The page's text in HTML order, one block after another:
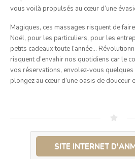
vous voilà propulsés au cœur d’une
Magiques, ces massages risquent de
Noël, pour les particuliers, pour les
petits cadeaux toute l’année…
risquent d’envahir nos quotidiens car le
vos réservations, envolez-vous quelques
plongez au cœur d’une oasis de douceur
SITE INTERNET